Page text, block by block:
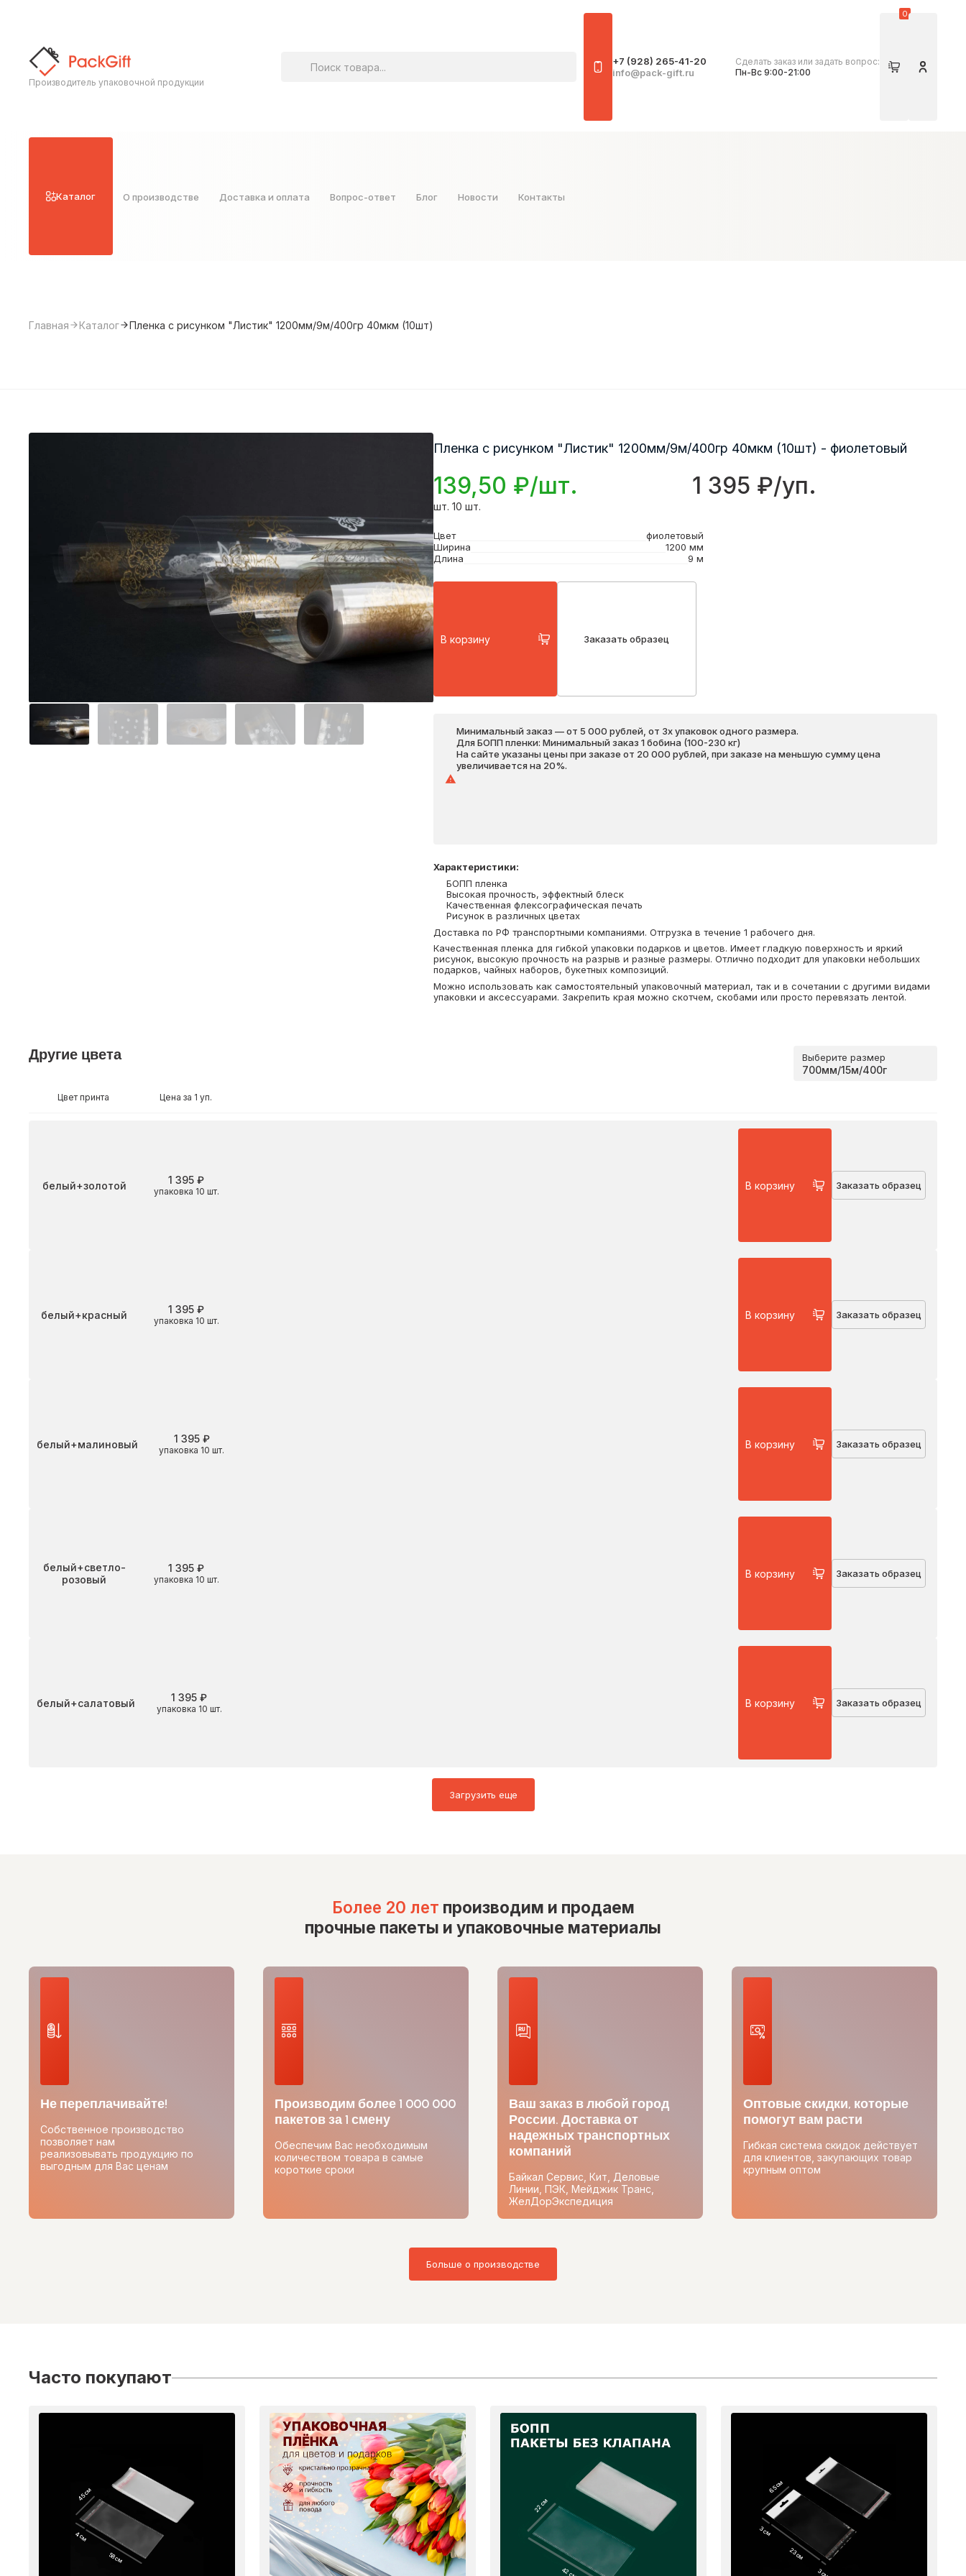
Производитель упаковочной продукции
+7 (928) 265-41-20
info@pack-gift.ru
Сделать заказ или задать вопрос:
Пн-Вс 9:00-21:00
Корзина
0
Личный
Каталог О производстве Доставка и оплата Вопрос-ответ Блог Новости Контакты
Главная Каталог Пленка с рисунком "Листик" 1200мм/9м/400гр 40мкм (10шт)
Пленка с рисунком "Листик" 1200мм/9м/400гр 40мкм (10шт) - фиолетовый
139,50 ₽/шт. 1 395 ₽/уп.
шт. 10 шт.
Цвет
фиолетовый
Ширина
1200 мм
Длина
9 м
В корзину Заказать образец
Минимальный заказ — от 5 000 рублей, от 3х упаковок одного размера.
Для БОПП пленки: Минимальный заказ 1 бобина (100-230 кг)
На сайте указаны цены при заказе от 20 000 рублей, при заказе на меньшую сумму цена
увеличивается на 20%.
Характеристики:
БОПП пленка
Высокая прочность, эффектный блеск
Качественная флексографическая печать
Рисунок в различных цветах
Доставка по РФ транспортными компаниями. Отгрузка в течение 1 рабочего дня.
Качественная пленка для гибкой упаковки подарков и цветов. Имеет гладкую поверхность и яркий
рисунок, высокую прочность на разрыв и разные размеры. Отлично подходит для упаковки небольших
подарков, чайных наборов, букетных композиций.
Можно использовать как самостоятельный упаковочный материал, так и в сочетании с другими видами
упаковки и аксессуарами. Закрепить края можно скотчем, скобами или просто перевязать лентой.
Другие цвета Выберите размер
Цвет принта Цена за 1 уп.
Цвет
белый+золотой упаковка 10 шт.
1 395 ₽ В корзину Заказать образец
Цвет
белый+красный упаковка 10 шт.
1 395 ₽ В корзину Заказать образец
Цвет
белый+малиновый упаковка 10 шт.
1 395 ₽ В корзину Заказать образец
Цвет
белый+светло-
розовый
упаковка 10 шт.
1 395 ₽ В корзину Заказать образец
Цвет
белый+салатовый упаковка 10 шт.
1 395 ₽ В корзину Заказать образец
Загрузить еще
Более 20 лет производим и продаем
прочные пакеты и упаковочные материалы
Не переплачивайте!
Собственное производство
позволяет нам
реализовывать продукцию по
выгодным для Вас ценам
Производим более 1 000 000
пакетов за 1 смену
Обеспечим Вас необходимым
количеством товара в самые
короткие сроки
Ваш заказ в любой город
России. Доставка от
надежных транспортных
компаний
Байкал Сервис, Кит, Деловые
Линии, ПЭК, Мейджик Транс,
ЖелДорЭкспедиция
Оптовые скидки, которые
помогут вам расти
Гибкая система скидок действует
для клиентов, закупающих товар
крупным оптом
Больше о производстве
Часто покупают
45 см
4 см
58 см
22 см
42 см
6.5 см
23 см
3 см